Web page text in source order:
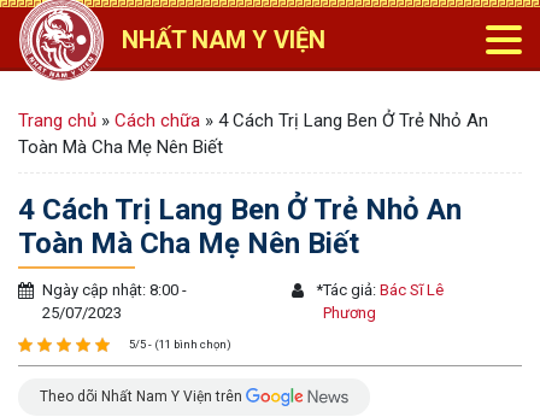
NHẤT NAM Y VIỆN
Trang chủ » Cách chữa » 4 Cách Trị Lang Ben Ở Trẻ Nhỏ An
Toàn Mà Cha Mẹ Nên Biết
4 Cách Trị Lang Ben Ở Trẻ Nhỏ An
Toàn Mà Cha Mẹ Nên Biết
Ngày cập nhật: 8:00 -
25/07/2023
*Tác giả:Bác Sĩ Lê
Phương
5/5 - (11 bình chọn)
Theo dõi Nhất Nam Y Viện trên